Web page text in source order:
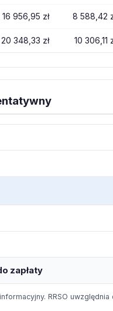
16 956,95 zł 8 588,42
20 348,33 zł 10 306,11
zapłaty
RRSO